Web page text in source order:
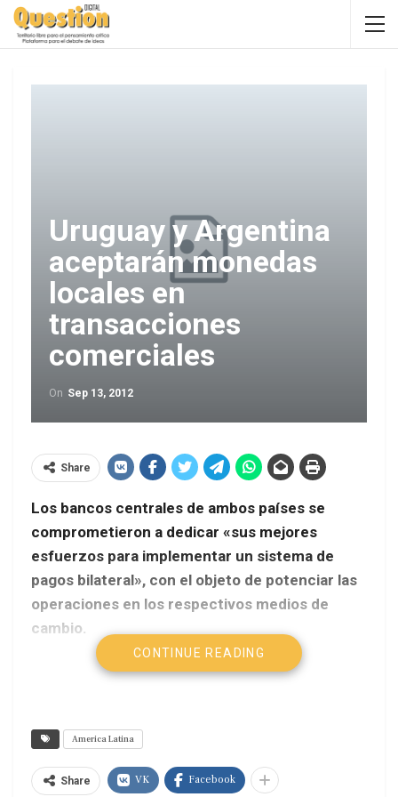
Uruguay y Argentina
aceptarán monedas
locales en
transacciones
comerciales
On Sep 13, 2012
Share
Los bancos centrales de ambos países se
comprometieron a dedicar «sus mejores
esfuerzos para implementar un sistema de
pagos bilateral», con el objeto de potenciar las
operaciones en los respectivos medios de
cambio.
Central de la República Argentina (BCRA) firmaron
una carta de intención para avanzar en un sistema
bilateral de pagos en moneda local, entre ambos
CONTINUE READING
America Latina
Share VK Facebook